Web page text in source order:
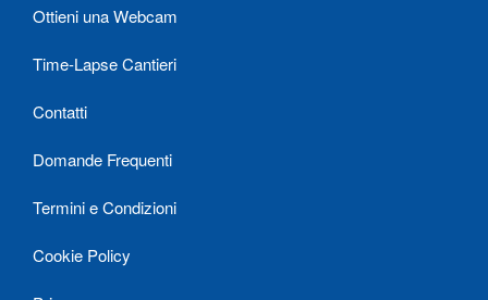
Ottieni una Webcam
Time-Lapse Cantieri
Contatti
Domande Frequenti
Termini e Condizioni
Cookie Policy